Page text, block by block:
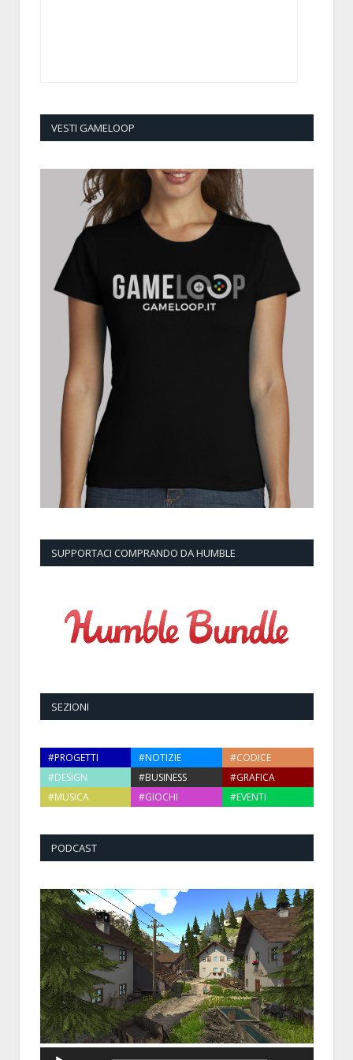
VESTI GAMELOOP
SUPPORTACI COMPRANDO DA HUMBLE
SEZIONI
#PROGETTI #NOTIZIE
#CODICE
#DESIGN
#BUSINESS
#GRAFICA
#MUSICA
#GIOCHI #EVENTI
PODCAST